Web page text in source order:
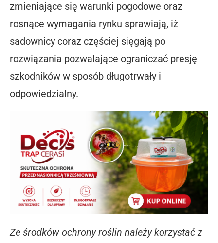
zmieniające się warunki pogodowe oraz
rosnące wymagania rynku sprawiają, iż
sadownicy coraz częściej sięgają po
rozwiązania pozwalające ograniczać presję
szkodników w sposób długotrwały i
odpowiedzialny.
Ze środków ochrony roślin należy korzystać z